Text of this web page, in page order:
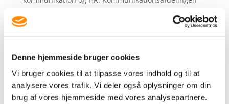
Denne hjemmeside bruger cookies
Vi bruger cookies til at tilpasse vores indhold og til at
analysere vores trafik. Vi deler også oplysninger om din
brug af vores hjemmeside med vores analysepartnere.
tæt samarbejde med HR, da virksomhedernes
kommunikationsfolkene mere direkte i
rekrutteringen.
Langt sejt træk
Det er imidlertid vigtigt at huske, at arbejdet på de